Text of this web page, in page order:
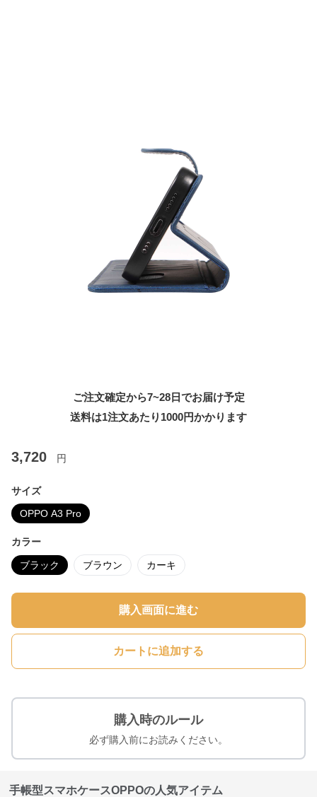
ご注文確定から7~28日でお届け予定
送料は1注文あたり 1000円かかります
3,720 円
サイズ
OPPO A3 Pro
カラー
ブラック ブラウン カーキ
購入画面に進む
カートに追加する
購入時のルール
必ず購入前にお読みください。
手帳型スマホケースOPPOの人気アイテム